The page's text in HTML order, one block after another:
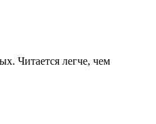
Читается легче, чем